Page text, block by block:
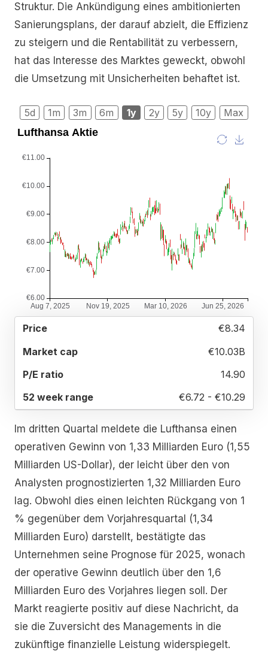
Struktur. Die Ankündigung eines ambitionierten
Sanierungsplans, der darauf abzielt, die Effizienz
zu steigern und die Rentabilität zu verbessern,
hat das Interesse des Marktes geweckt, obwohl
die Umsetzung mit Unsicherheiten behaftet ist.
5d 1m 3m 6m 1y 2y 5y 10y Max
€8.34
€10.03B
14.90
€6.72 - €10.29
Im dritten Quartal meldete die Lufthansa einen
operativen Gewinn von 1,33 Milliarden Euro (1,55
Milliarden US-Dollar), der leicht über den von
Analysten prognostizierten 1,32 Milliarden Euro
lag. Obwohl dies einen leichten Rückgang von 1
% gegenüber dem Vorjahresquartal (1,34
Milliarden Euro) darstellt, bestätigte das
Unternehmen seine Prognose für 2025, wonach
der operative Gewinn deutlich über den 1,6
Milliarden Euro des Vorjahres liegen soll. Der
Markt reagierte positiv auf diese Nachricht, da
sie die Zuversicht des Managements in die
zukünftige finanzielle Leistung widerspiegelt.